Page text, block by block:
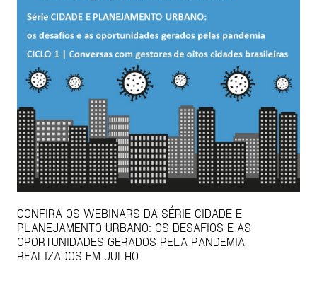
CONFIRA OS WEBINARS DA SÉRIE CIDADE E
PLANEJAMENTO URBANO: OS DESAFIOS E AS
OPORTUNIDADES GERADOS PELA PANDEMIA
REALIZADOS EM JULHO